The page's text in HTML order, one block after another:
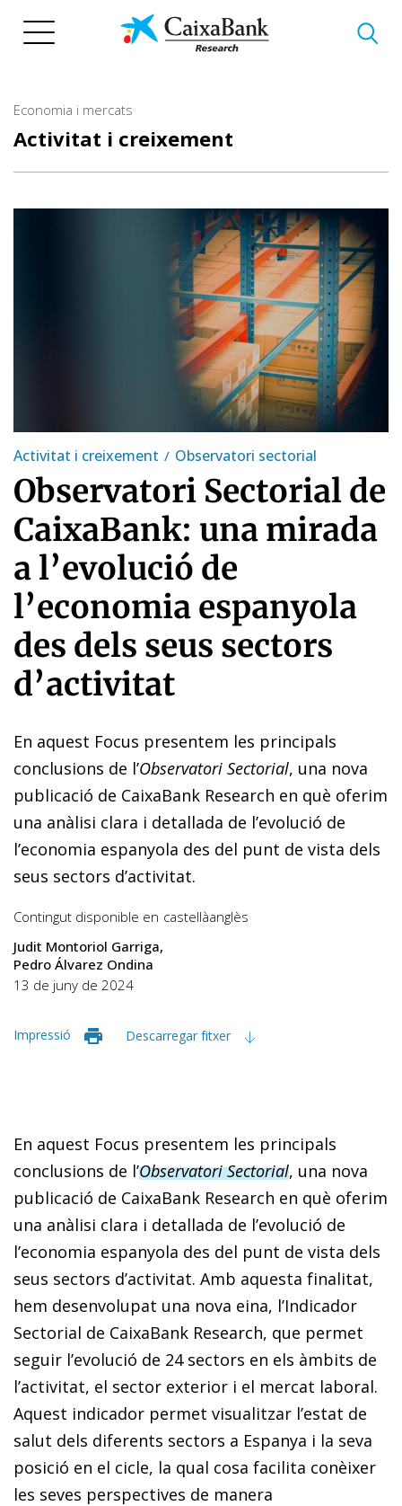
Economia i mercats
Activitat i creixement
Activitat i creixement Observatori sectorial
Observatori Sectorial de
CaixaBank: una mirada
a l’evolució de
l’economia espanyola
des dels seus sectors
d’activitat
En aquest Focus presentem les principals
conclusions de l’Observatori Sectorial, una nova
publicació de CaixaBank Research en què oferim
una anàlisi clara i detallada de l’evolució de
l’economia espanyola des del punt de vista dels
seus sectors d’activitat.
Contingut disponible en castellàanglès
Judit Montoriol Garriga
Pedro Álvarez Ondina
13 de juny de 2024
Impressió Descarregar fitxer
En aquest Focus presentem les principals
conclusions de l’Observatori Sectorial, una nova
publicació de CaixaBank Research en què oferim
una anàlisi clara i detallada de l’evolució de
l’economia espanyola des del punt de vista dels
seus sectors d’activitat. Amb aquesta finalitat,
hem desenvolupat una nova eina, l’Indicador
Sectorial de CaixaBank Research, que permet
seguir l’evolució de 24 sectors en els àmbits de
l’activitat, el sector exterior i el mercat laboral.
Aquest indicador permet visualitzar l’estat de
salut dels diferents sectors a Espanya i la seva
posició en el cicle, la qual cosa facilita conèixer
les seves perspectives de manera